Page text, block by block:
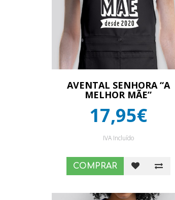
AVENTAL SENHORA “A
MELHOR MÃE”
17,95€
IVA Incluído
COMPRAR